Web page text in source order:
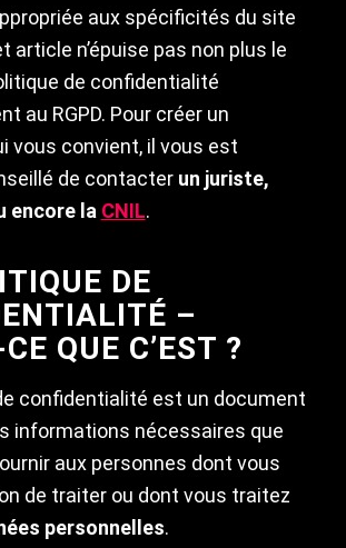
aux spécificités du site
article n’épuise pas non plus le
de confidentialité
au RGPD. Pour créer un
vous convient, il vous est
de contacter un juriste,
encore la CNIL.
DE
–
QUE C’EST ?
confidentialité est un document
informations nécessaires que
aux personnes dont vous
de traiter ou dont vous traitez
personnelles.